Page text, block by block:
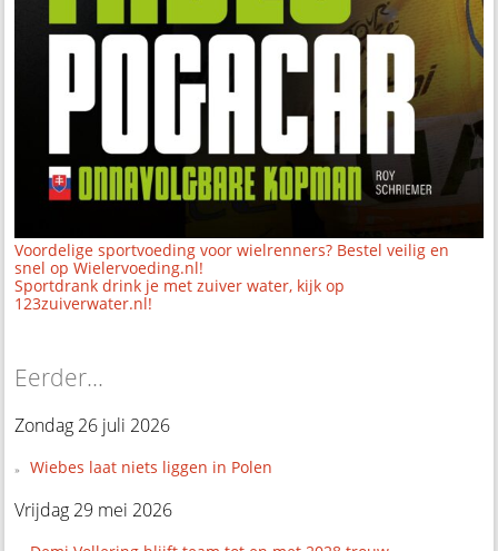
Voordelige sportvoeding voor wielrenners? Bestel veilig en
snel op Wielervoeding.nl!
Sportdrank drink je met zuiver water, kijk op
123zuiverwater.nl!
Eerder...
Zondag 26 juli 2026
Wiebes laat niets liggen in Polen
Vrijdag 29 mei 2026